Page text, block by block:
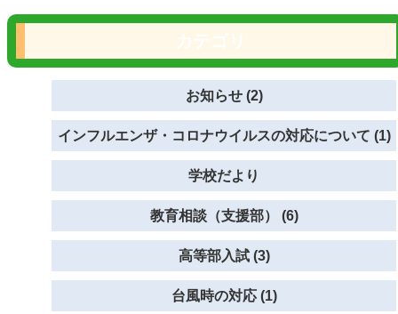
お知らせ (2)
インフルエンザ・コロナウイルスの対応について (1)
学校だより
教育相談（支援部） (6)
高等部入試 (3)
台風時の対応 (1)